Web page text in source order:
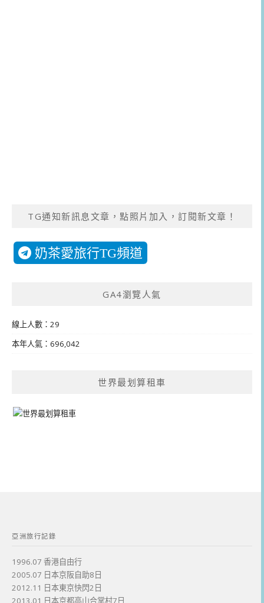
TG通知新訊息文章，點照片加入，訂閱新文章！
奶茶愛旅行TG頻道
GA4瀏覽人氣
線上人數：29
本年人氣：696,042
世界最划算租車
亞洲旅行記錄
1996.07 香港自由行
2005.07 日本京阪自助8日
2012.11 日本東京快閃2日
2013.01 日本京都高山合掌村7日